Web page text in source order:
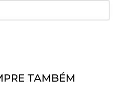
TAMBÉM